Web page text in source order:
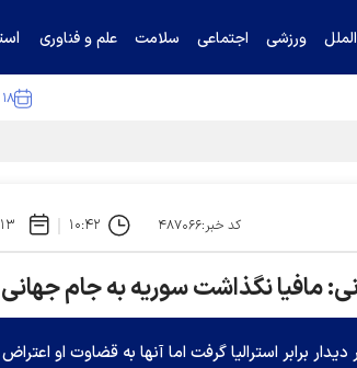
ورزشی اجتماعی سلامت علم و فناوری
۱۸ /مرداد /۱۴۰۵
کد خبر:۴۸۷۰۶۶ ۱۰:۴۲
مافیا نگذاشت سوریه به جام
برابر استرالیا گرفت اما آنها به قضاوت او اعتراض